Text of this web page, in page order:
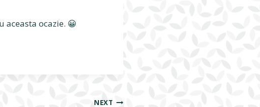
aceasta ocazie. 😀
NEXT